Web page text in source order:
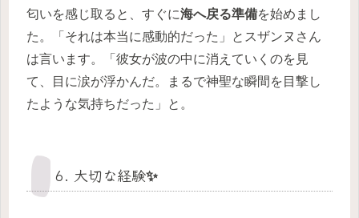
匂いを感じ取ると、すぐに海へ戻る準備を始めまし
た。「それは本当に感動的だった」とスザンヌさん
は言います。「彼女が波の中に消えていくのを見
て、目に涙が浮かんだ。まるで神聖な瞬間を目撃し
たような気持ちだった」と。
6. 大切な経験✨